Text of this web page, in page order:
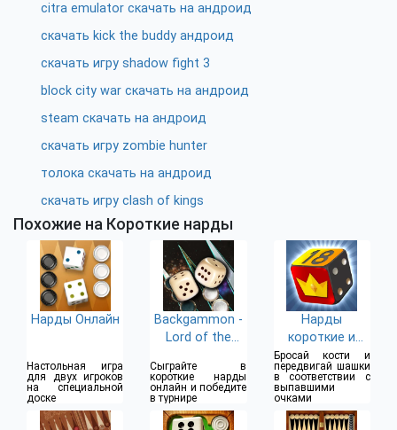
citra emulator скачать на андроид
скачать kick the buddy андроид
скачать игру shadow fight 3
block city war скачать на андроид
steam скачать на андроид
скачать игру zombie hunter
толока скачать на андроид
скачать игру clash of kings
Похожие на Короткие нарды
Нарды Онлайн
Настольная игра
для двух игроков
на специальной
доске
Backgammon -
Lord of the
Сыграйте в
короткие нарды
онлайн и победите
в турнире
Нарды
короткие и
длинные
Бросай кости и
передвигай шашки
в соответствии с
выпавшими
очками